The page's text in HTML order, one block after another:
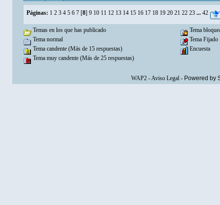
Páginas: 1 2 3 4 5 6 7 [8] 9 10 11 12 13 14 15 16 17 18 19 20 21 22 23 ... 42
Temas en los que has publicado
Tema normal
Tema candente (Más de 15 respuestas)
Tema muy candente (Más de 25 respuestas)
Tema
Tema Fijado
Encuesta
WAP2-Aviso Legal- Powered by